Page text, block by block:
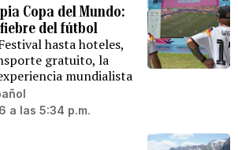
Copa del Mundo:
del fútbol
hasta hoteles,
gratuito, la
mundialista
a las 5:34 p.m.